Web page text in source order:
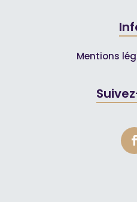
Mentions